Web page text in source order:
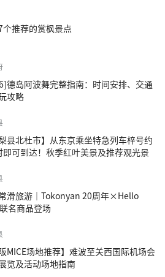
个推荐的赏枫景点
德岛阿波舞完整指南：时间安排、交通
攻略
梨县北杜市】从东京乘坐特急列车梓号约
即可到达！秋季红叶美景及推荐观光景
滑旅游｜Tokonyan 20周年×Hello
名商品登场
阪MICE场地推荐】难波至关西国际机场会
览及活动场地指南